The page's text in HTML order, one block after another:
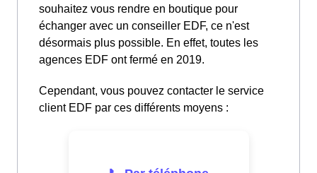
souhaitez vous rendre en boutique pour
échanger avec un conseiller EDF, ce n'est
désormais plus possible. En effet, toutes les
agences EDF ont fermé en 2019.
Cependant, vous pouvez contacter le service
client EDF par ces différents moyens :